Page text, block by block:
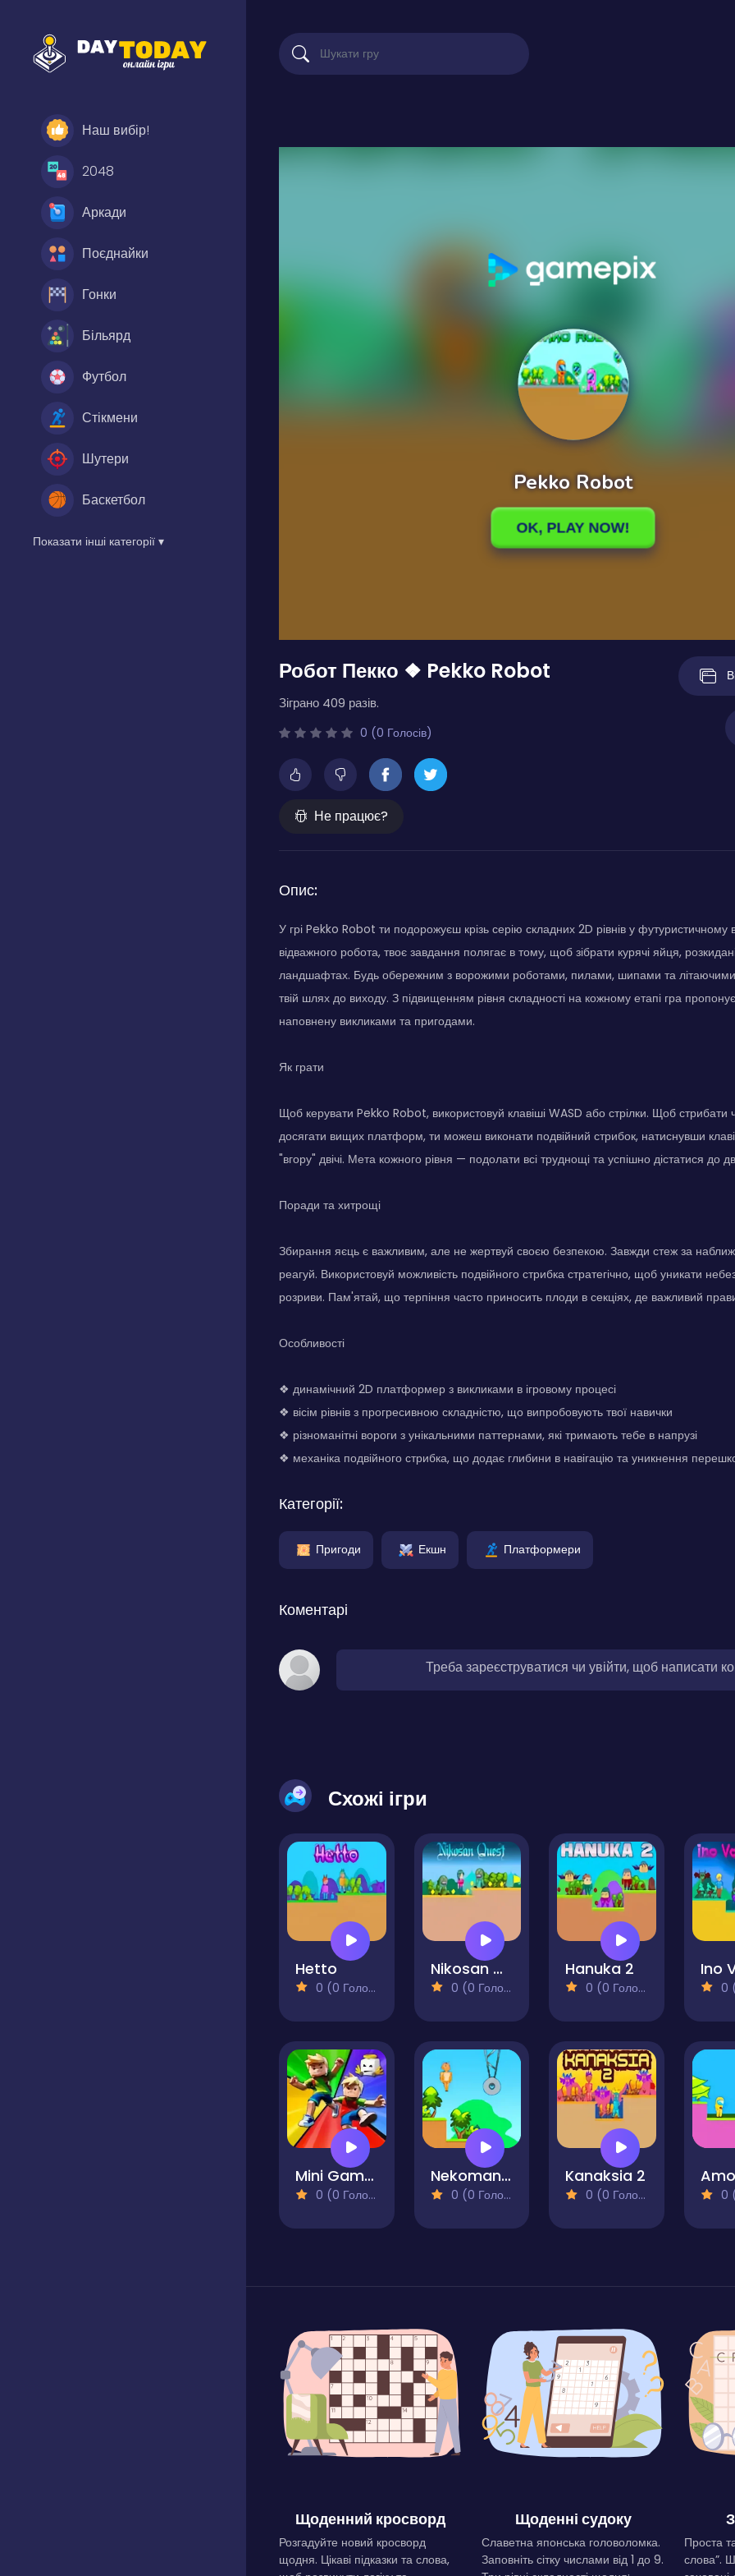
Наш вибір!
2048
Аркади
Поєднайки
Гонки
Більярд
Футбол
Стікмени
Шутери
Баскетбол
Показати інші категорії ▾
Робот Пекко ❖ Pekko Robot
Зіграно 409 разів.
0 (0 Голосів)
Не працює?
Опис:
У грі Pekko Robot ти подорожуєш крізь серію складних 2D рівнів у футуристичному
відважного робота, твоє завдання полягає в тому, щоб зібрати курячі яйця,
ландшафтах. Будь обережним з ворожими роботами, пилами, шипами та літаючими
твій шлях до виходу. З підвищенням рівня складності на кожному етапі гра
наповнену викликами та пригодами.
Як грати
Щоб керувати Pekko Robot, використовуй клавіші WASD або стрілки. Щоб
досягати вищих платформ, ти можеш виконати подвійний стрибок, натиснувши
"вгору" двічі. Мета кожного рівня — подолати всі труднощі та успішно дістатися до
Поради та хитрощі
Збирання яєць є важливим, але не жертвуй своєю безпекою. Завжди стеж за
реагуй. Використовуй можливість подвійного стрибка стратегічно, щоб уникати
розриви. Пам'ятай, що терпіння часто приносить плоди в секціях, де важливий
Особливості
❖ динамічний 2D платформер з викликами в ігровому процесі
❖ вісім рівнів з прогресивною складністю, що випробовують твої навички
❖ різноманітні вороги з унікальними паттернами, які тримають тебе в напрузі
❖ механіка подвійного стрибка, що додає глибини в навігацію та уникнення
Категорії:
Пригоди Екшн Платформери
Коментарі
Треба зареєструватися чи увійти, щоб написати
Схожі ігри
Hetto
0 (0 Голосів)
Nikosan Quest
0 (0 Голосів)
Hanuka 2
0 (0 Голосів) 0
Mini Games Online
0 (0 Голосів)
Nekoman vs Gangster
0 (0 Голосів)
Kanaksia 2
0 (0 Голосів) 0
Щоденний кросворд
Розгадуйте новий кросворд
щодня. Цікаві підказки та слова,
Щоденні судоку
Славетна японська головоломка.
Заповніть сітку числами від 1 до 9.
Проста
слова”.